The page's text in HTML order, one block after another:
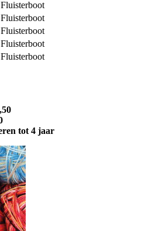
Fluisterboot
Fluisterboot
Fluisterboot
Fluisterboot
Fluisterboot
tot 4 jaar